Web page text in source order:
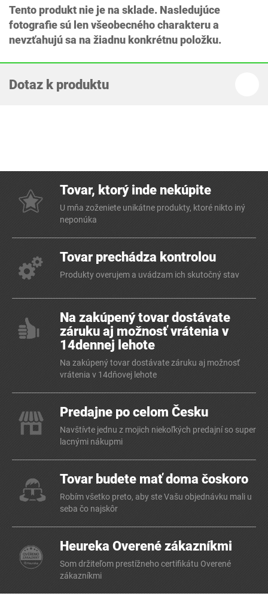
Tento produkt nie je na sklade. Nasledujúce
fotografie sú len všeobecného charakteru a
nevzťahujú sa na žiadnu konkrétnu položku.
Dotaz k produktu
Tovar, ktorý inde nekúpite
U mňa zoženiete unikátne produkty, ktoré nikto iný
neponúka
Tovar prechádza kontrolou
Produkty overujem a uvádzam ich skutočný stav
Na zakúpený tovar dostávate
záruku aj možnosť vrátenia v
14dennej lehote
Na zakúpený tovar dostávate záruku aj možnosť
vrátenia v 14dňovej lehote
Predajne po celom Česku
Navštívte jednu z mojich niekoľkých predajní so super
lacnými nákupmi
Tovar budete mať doma čoskoro
Robím všetko preto, aby ste Vašu objednávku mali u
seba čo najskôr
Heureka Overené zákazníkmi
Som držiteľom prestížneho certifikátu Overené
zákazníkmi